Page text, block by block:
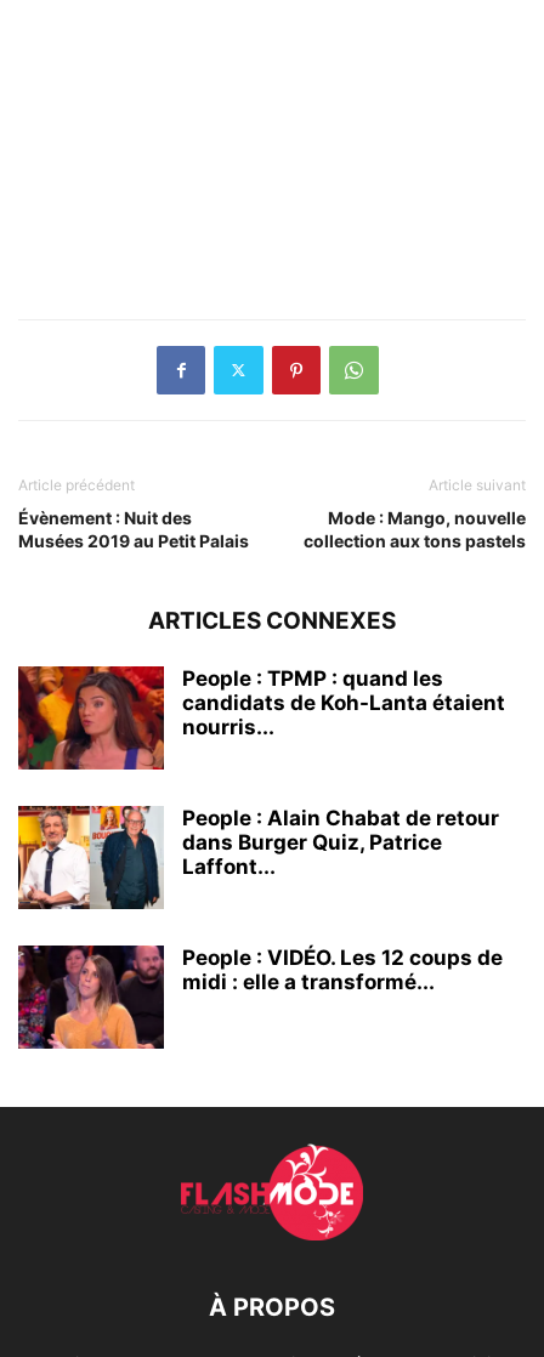
Article précédent
Évènement : Nuit des
Musées 2019 au Petit Palais
Article suivant
Mode : Mango, nouvelle
collection aux tons pastels
ARTICLES CONNEXES
People : TPMP : quand les
candidats de Koh-Lanta étaient
nourris...
People : Alain Chabat de retour
dans Burger Quiz, Patrice
Laffont...
People : VIDÉO. Les 12 coups de
midi : elle a transformé...
À PROPOS